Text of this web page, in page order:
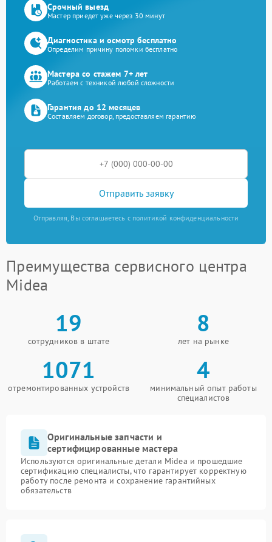
Срочный выезд
Мастер приедет уже через 30 минут
Диагностика и осмотр бесплатно
Определим причину поломки бесплатно
Мастера со стажем 7+ лет
Работаем с техникой любой сложности
Гарантия до 12 месяцев
Составляем договор, предоставляем гарантию
Отправить заявку
Отправляя, Вы соглашаетесь с политикой конфиденциальности
Преимущества сервисного центра
Midea
19
сотрудников в штате
8
лет на рынке
1071
отремонтированных устройств
4
минимальный опыт работы
специалистов
Оригинальные запчасти и
сертифицированные мастера
Используются оригинальные детали Midea и прошедшие
сертификацию специалисты, что гарантирует корректную
работу после ремонта и сохранение гарантийных
обязательств